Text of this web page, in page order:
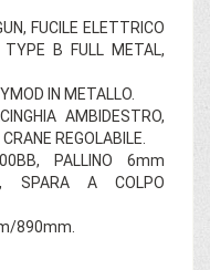
FUCILE ELETTRICO
TYPE B FULL METAL,
IN METALLO.
AMBIDESTRO,
REGOLABILE.
PALLINO 6mm
SPARA A COLPO
890mm.